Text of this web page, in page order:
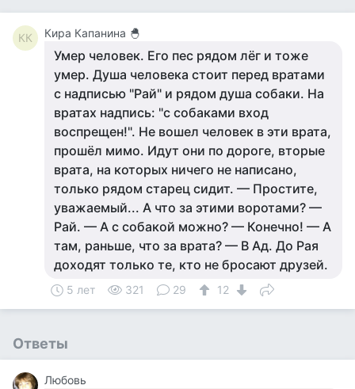
КК Кира Капанина 🐣
Умер человек. Его пес рядом лёг и тоже
умер. Душа человека стоит перед вратами
с надписью "Рай" и рядом душа собаки. На
вратах надпись: "с собаками вход
воспрещен!". Не вошел человек в эти врата,
прошёл мимо. Идут они по дороге, вторые
врата, на которых ничего не написано,
только рядом старец сидит. — Простите,
уважаемый... А что за этими воротами? —
Рай. — А с собакой можно? — Конечно! — А
там, раньше, что за врата? — В Ад. До Рая
доходят только те, кто не бросают друзей.
5 лет 321 29 12
Ответы
Любовь